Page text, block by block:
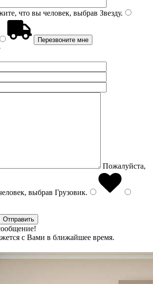
что вы человек, выбрав Звезду.
Пожалуйста,
выбрав Грузовик.
с Вами в ближайшее время.